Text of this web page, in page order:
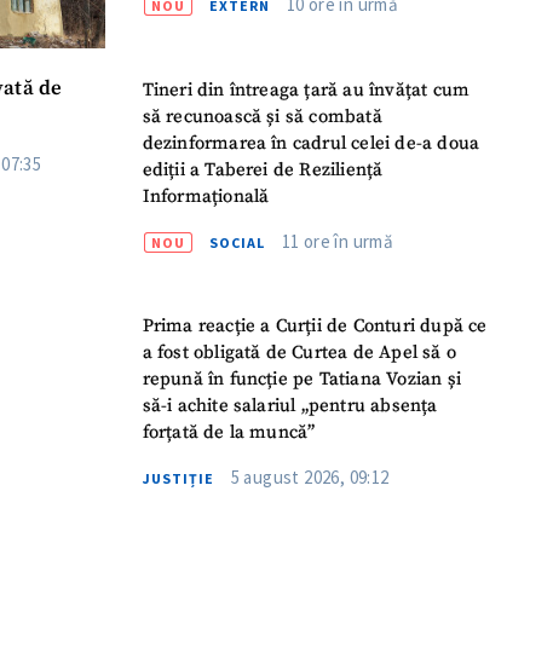
NOU EXTERN
Tineri din întreaga țară au învățat cum
să recunoască și să combată
dezinformarea în cadrul celei de-a doua
ediții a Taberei de Reziliență
Informațională
NOU SOCIAL 11 ore în urmă
Prima reacție a Curții de Conturi după ce
a fost obligată de Curtea de Apel să o
repună în funcție pe Tatiana Vozian și
să-i achite salariul „pentru absența
forțată de la muncă”
JUSTIȚIE 5 august 2026, 09:12